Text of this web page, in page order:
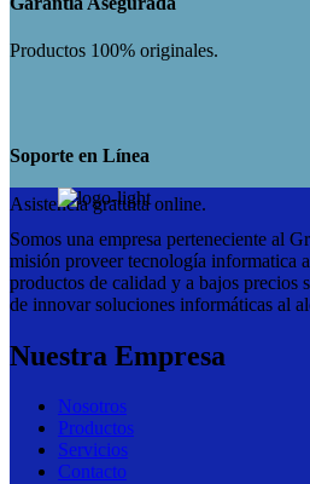
Productos 100% originales.
Soporte en Línea
Asistencia gratuita online.
Somos una empresa perteneciente al
misión proveer tecnología informatica
productos de calidad y a bajos precios
de innovar soluciones informáticas al
Nuestra Empresa
Nosotros
Productos
Servicios
Contacto